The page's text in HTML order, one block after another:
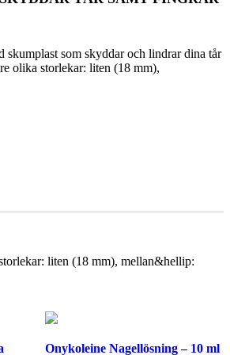
skumplast som skyddar och lindrar dina tår
olika storlekar: liten (18 mm),
liten (18 mm), mellan&hellip:
Onykoleine Nagellösning – 10 ml